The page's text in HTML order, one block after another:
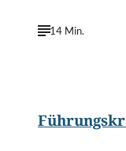
14 Min.